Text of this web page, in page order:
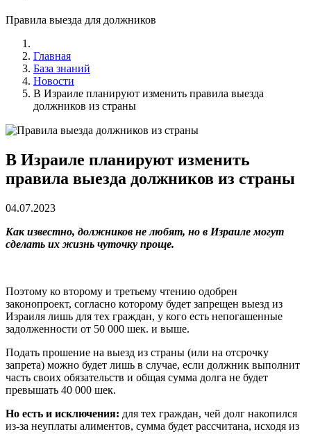
Правила выезда для должников
Главная
База знаний
Новости
В Израиле планируют изменить правила выезда
должников из страны
В Израиле планируют изменить
правила выезда должников из страны
04.07.2023
Как известно, должников не любят, но в Израиле могут
сделать их жизнь чуточку проще.
Поэтому ко второму и третьему чтению одобрен
законопроект, согласно которому будет запрещен выезд из
Израиля лишь для тех граждан, у кого есть непогашенные
задолженности от 50 000 шек. и выше.
Подать прошение на выезд из страны (или на отсрочку
запрета) можно будет лишь в случае, если должник выполнит
часть своих обязательств и общая сумма долга не будет
превышать 40 000 шек.
Но есть и исключения: для тех граждан, чей долг накопился
из-за неуплаты алиментов, сумма будет рассчитана, исходя из